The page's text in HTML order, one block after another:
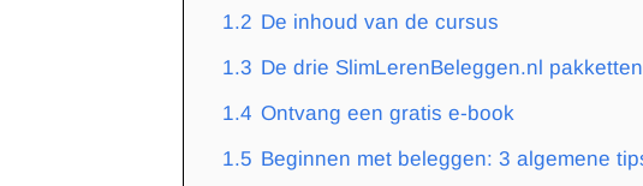
1.2 De inhoud van de cursus
1.3 De drie SlimLerenBeleggen.nl pakketten
1.4 Ontvang een gratis e-book
1.5 Beginnen met beleggen: 3 algemene